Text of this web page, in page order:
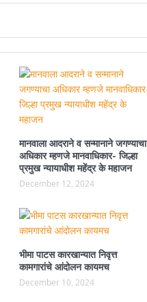
मानवाला आदराने व सन्मानाने जगण्याचा
अधिकार म्हणजे मानवाधिकार- जिल्हा
प्रमुख न्यायाधीश महेंद्र के महाजन
December 12, 2024
भीमा पाटस कारखान्यात निवृत्त
कामगारांचे आंदोलन कायमच
December 10, 2024